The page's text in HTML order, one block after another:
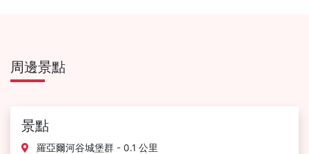
周邊景點
景點
羅亞爾河谷城堡群 - 0.1 公里